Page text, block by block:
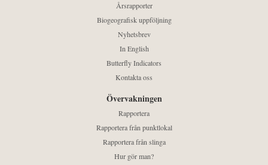
Årsrapporter
Biogeografisk uppföljning
Nyhetsbrev
In English
Butterfly Indicators
Kontakta oss
Övervakningen
Rapportera
Rapportera från punktlokal
Rapportera från slinga
Hur gör man?